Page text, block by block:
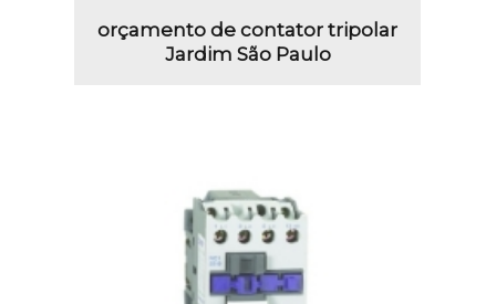
orçamento de contator tripolar
Jardim São Paulo